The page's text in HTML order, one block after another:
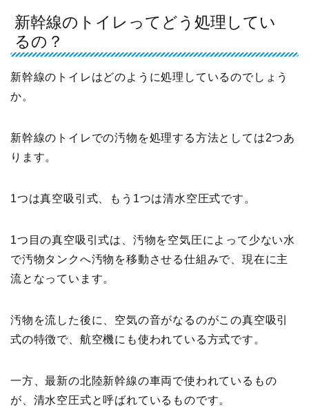
新幹線のトイレってどう処理してい
るの？
新幹線のトイレはどのように処理しているのでしょう
か。
新幹線のトイレでの汚物を処理する方法としては2つあ
ります。
1つは真空吸引式、もう1つは清水空圧式です。
1つ目の真空吸引式は、汚物を空気圧によって少ない水
で汚物タンクへ汚物を移動させる仕組みで、現在に主
流となっています。
汚物を流した後に、空気の音がなるのがこの真空吸引
式の特徴で、航空機にも使われている方式です。
一方、最新の北陸新幹線の車両で使われているもの
が、清水空圧式と呼ばれているものです。